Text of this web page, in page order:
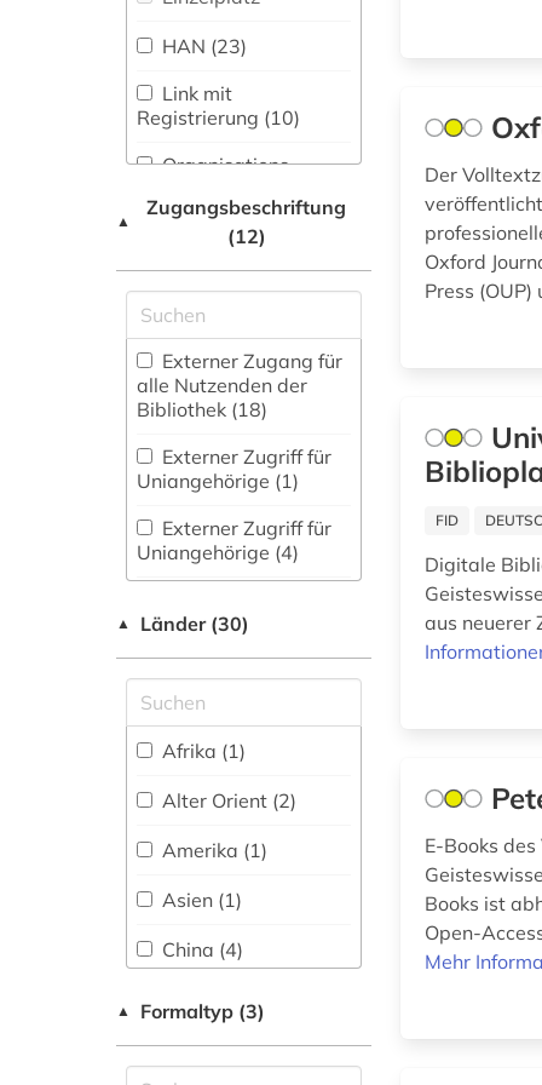
Orientalistik (0)
Pädagogik (36)
Philosophie (39)
Politologie (34)
Psychologie (27)
Rechtswissenschaft
(24)
Romanistik (24)
Slavistik (17)
Sport (7)
Theologie und
Religionswissenschaften
(29)
und Fertigungstechnik (9)
Wirtschaftswissenschaften
(35)
Wirtschaftswissenschaften
(0)
fashion (1)
fid ost-, ostmittel-
und südosteuropa (2)
fid slawistik (2)
film (1)
fragment (1)
frankophonie (1)
frankreich (4)
frühes christentum
(1)
galloromanistik (2)
(133)
geschichte (4)
geschichtsschreibung
geschichtswissenschaft
(1)
gesundheit (1)
gesundheitsrecht (1)
HAN (23)
Link mit
Registrierung (10)
Organisations-
Shibboleth (12)
Zugriff vor Ort
▲
Zugangsbeschriftung
(12)
Externer Zugang für
alle Nutzenden der
Bibliothek (18)
Externer Zugriff für
Uniangehörige (1)
Externer Zugriff für
Uniangehörige (4)
Shibboleth (11)
Shibboleth (1)
Uninetz (13)
FID - Nationallizenz
Nationallizenz (8)
Nationallizenz-Login
für registrierte
Einzelpersonen (8)
▲ Länder (30)
Afrika (1)
Alter Orient (2)
Amerika (1)
Asien (1)
China (4)
Deutschland (3)
Estland (1)
▲ Formaltyp (3)
Der
Oxford
Press
FID
Digitale
aus neuerer
E-Books
Books ist
Open-
Mehr